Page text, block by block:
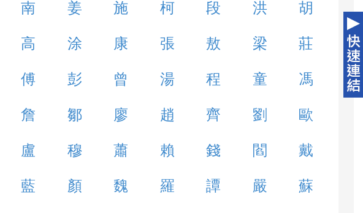
南 姜 施 柯 段 洪 胡
高 涂 康 張 敖 梁 莊
傅 彭 曾 湯 程 童 馮
詹 鄒 廖 趙 齊 劉 歐
盧 穆 蕭 賴 錢 閻 戴
藍 顏 魏 羅 譚 嚴 蘇